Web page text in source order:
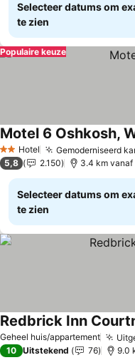
Selecteer datums om
te zien
Populaire keuze
2 Sterren
Hotel Gemoderniseerd
Motel 6 Oshkosh,
5,8 2.150 3.4 km
Selecteer datums om
te zien
Geheel huis/appartement
Redbrick Inn
10 Uitstekend 76 9.0